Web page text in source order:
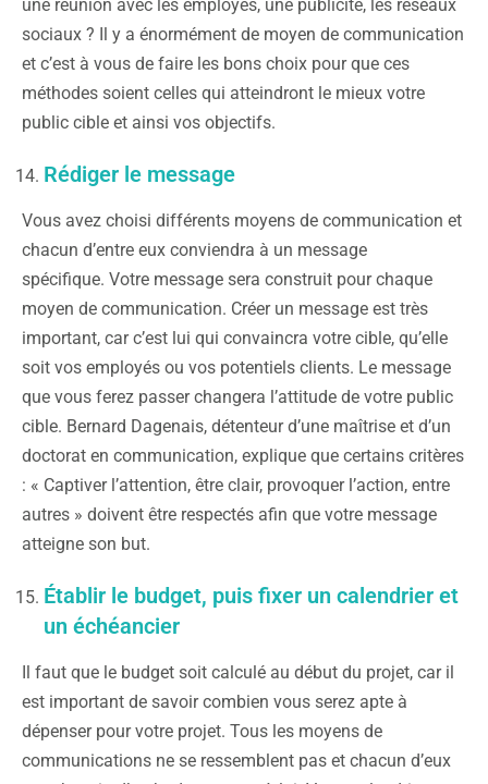
une réunion avec les employés, une publicité, les réseaux
sociaux ? Il y a énormément de moyen de communication
et c’est à vous de faire les bons choix pour que ces
méthodes soient celles qui atteindront le mieux votre
public cible et ainsi vos objectifs.
Rédiger le message
Vous avez choisi différents moyens de communication et
chacun d’entre eux conviendra à un message
spécifique. Votre message sera construit pour chaque
moyen de communication. Créer un message est très
important, car c’est lui qui convaincra votre cible, qu’elle
soit vos employés ou vos potentiels clients. Le message
que vous ferez passer changera l’attitude de votre public
cible. Bernard Dagenais, détenteur d’une maîtrise et d’un
doctorat en communication, explique que certains critères
: « Captiver l’attention, être clair, provoquer l’action, entre
autres » doivent être respectés afin que votre message
atteigne son but.
Établir le budget, puis fixer un calendrier et
un échéancier
Il faut que le budget soit calculé au début du projet, car il
est important de savoir combien vous serez apte à
dépenser pour votre projet. Tous les moyens de
communications ne se ressemblent pas et chacun d’eux